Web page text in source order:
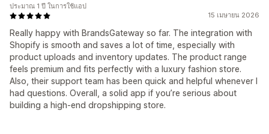
15 เมษายน 2026
Really happy with BrandsGateway so far. The integration with
Shopify is smooth and saves a lot of time, especially with
product uploads and inventory updates. The product range
feels premium and fits perfectly with a luxury fashion store.
Also, their support team has been quick and helpful whenever I
had questions. Overall, a solid app if you’re serious about
building a high-end dropshipping store.
ประมาณ 1 ปี ในการใช้แอป